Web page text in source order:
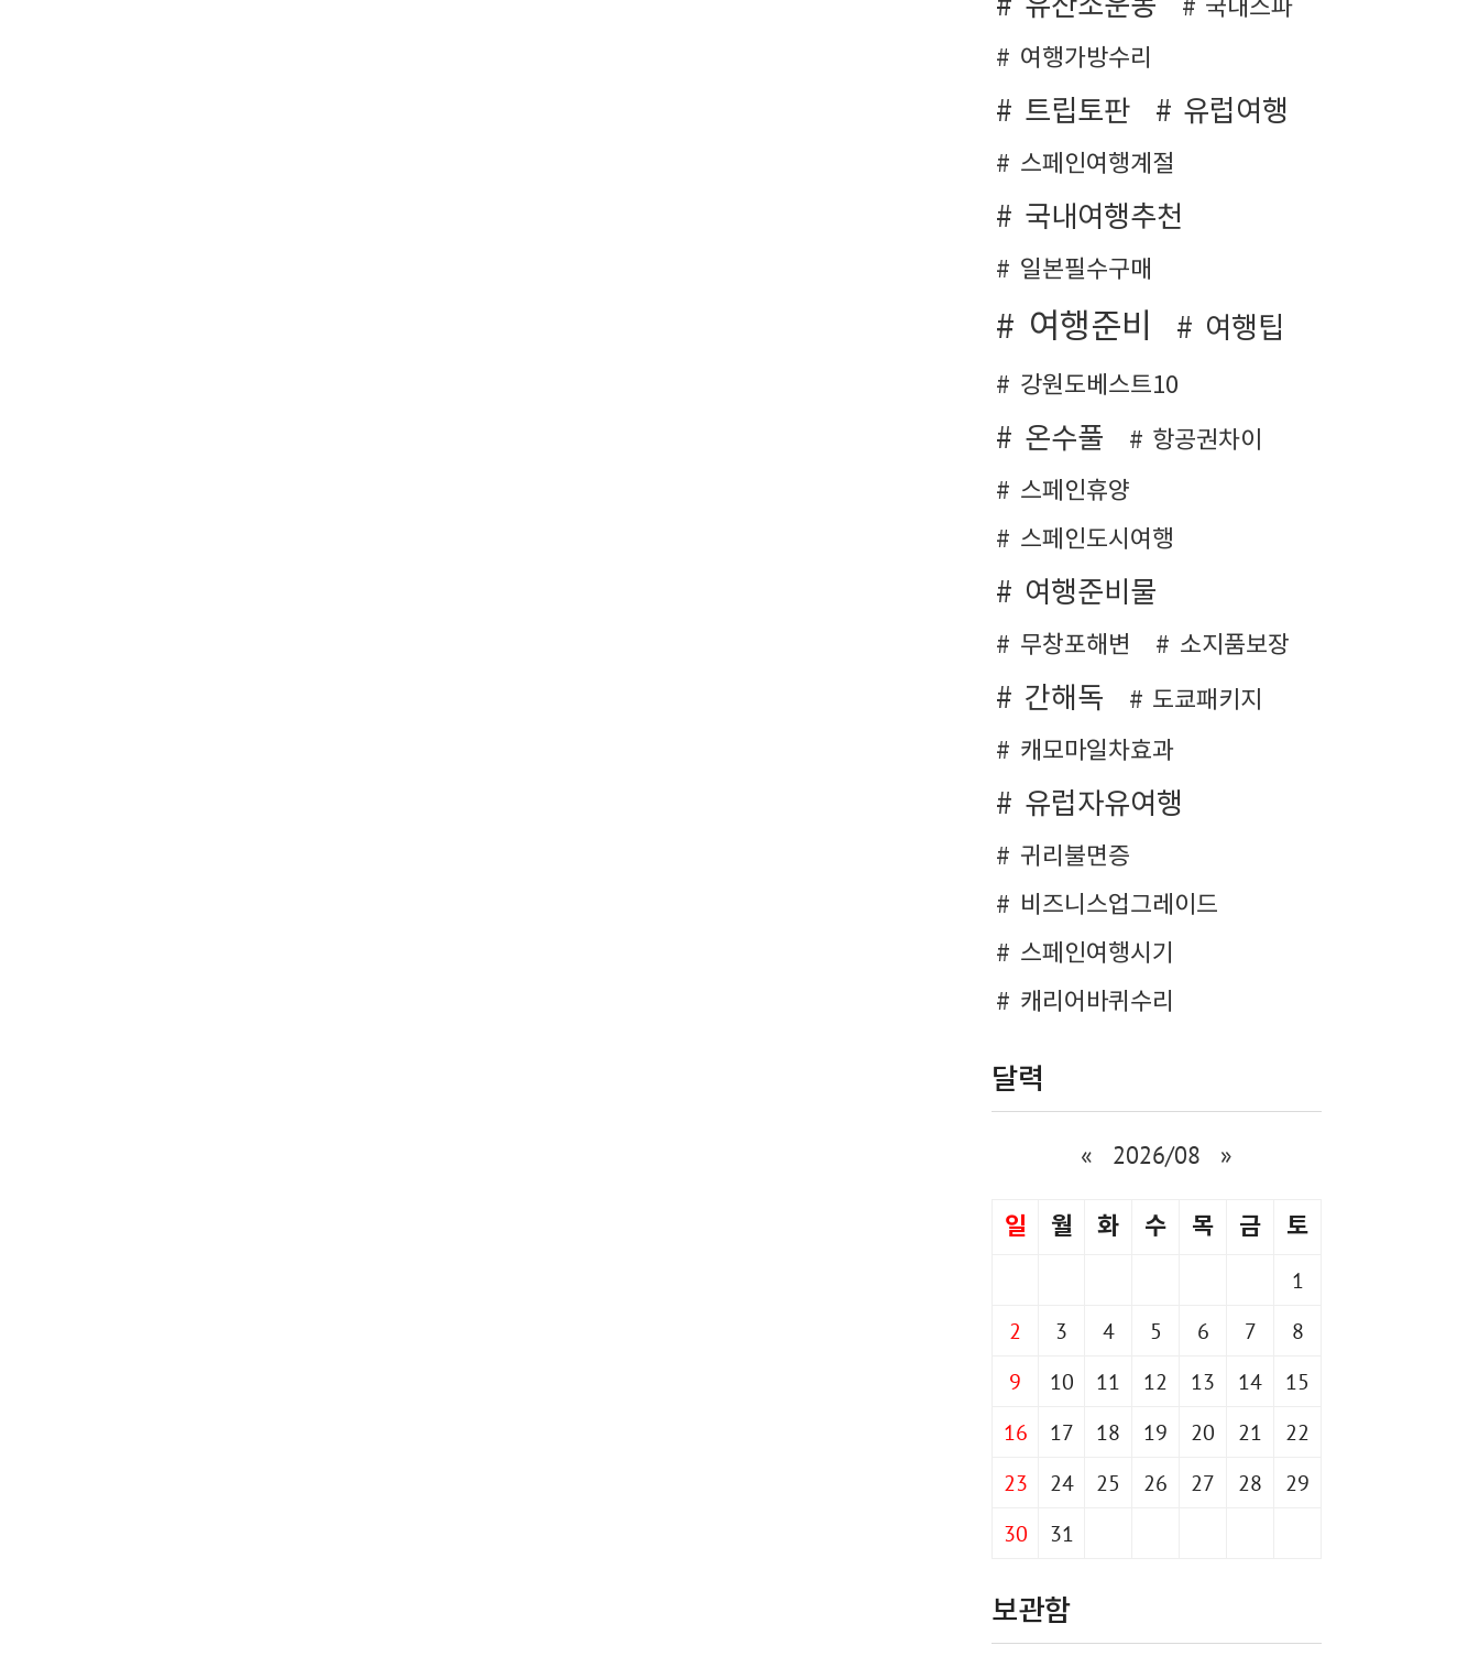
국내스파
여행가방수리
트립토판 유럽여행
스페인여행계절
국내여행추천
일본필수구매
여행준비 여행팁
강원도베스트10
온수풀
항공권차이
스페인휴양
스페인도시여행
여행준비물
무창포해변 소지품보장
간해독
도쿄패키지
캐모마일차효과
유럽자유여행
귀리불면증
비즈니스업그레이드
스페인여행시기
캐리어바퀴수리
달력
« 2026/08 »
일 월 화 수 목 금 토
1
2
3 4 5 6 7
8
9
10 11 12 13 14
15
16
17 18 19 20 21
22
23
24 25 26 27 28
29
30
31
보관함